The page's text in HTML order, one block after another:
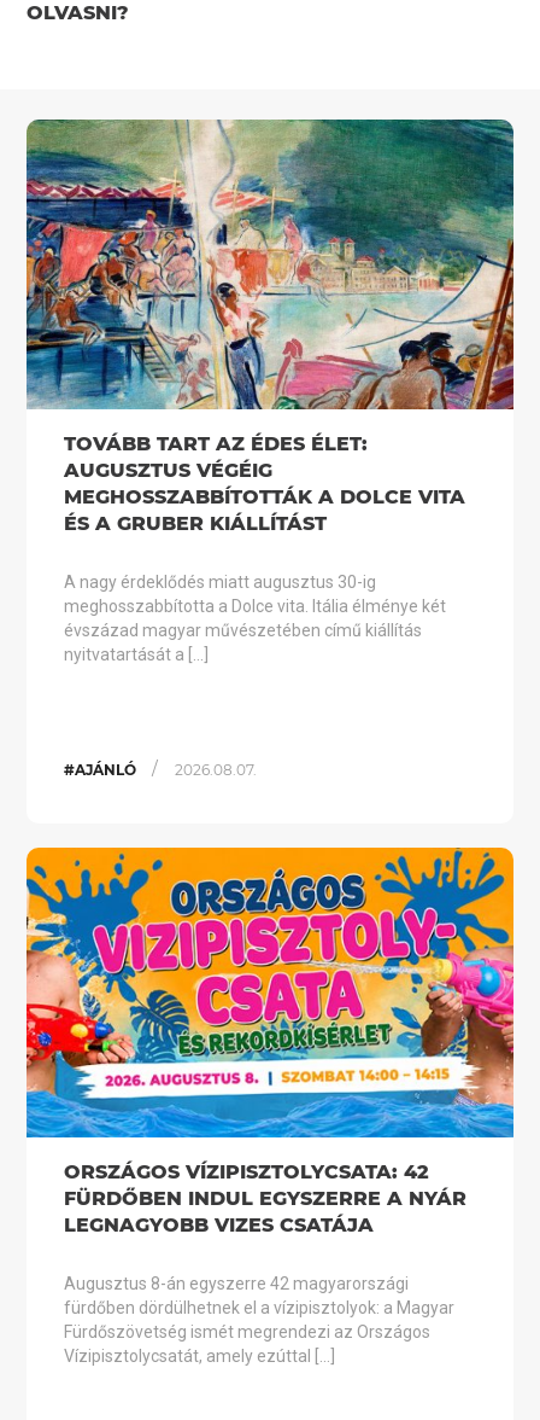
OLVASNI?
TOVÁBB TART AZ ÉDES ÉLET:
AUGUSZTUS VÉGÉIG
MEGHOSSZABBÍTOTTÁK A DOLCE VITA
ÉS A GRUBER KIÁLLÍTÁST
A nagy érdeklődés miatt augusztus 30-ig
meghosszabbította a Dolce vita. Itália élménye két
évszázad magyar művészetében című kiállítás
nyitvatartását a […]
#AJÁNLÓ / 2026.08.07.
ORSZÁGOS VÍZIPISZTOLYCSATA: 42
FÜRDŐBEN INDUL EGYSZERRE A NYÁR
LEGNAGYOBB VIZES CSATÁJA
Augusztus 8-án egyszerre 42 magyarországi
fürdőben dördülhetnek el a vízipisztolyok: a Magyar
Fürdőszövetség ismét megrendezi az Országos
Vízipisztolycsatát, amely ezúttal […]